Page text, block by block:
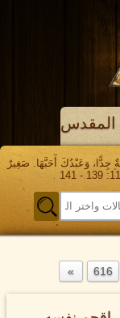
المقدس
جِدًّا، وَعَبْدُكَ أَحَبَّهَا. صَغِيرٌ
616